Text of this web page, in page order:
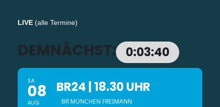
LIVE (alle Termine)
DEMNÄCHST: 0:03:40
SA
08
AUG
BR24 | 18.30 UHR
BR MÜNCHEN FREIMANN